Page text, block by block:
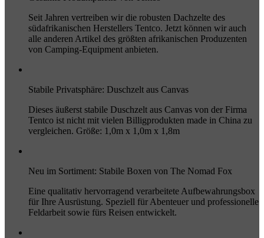
Seit Jahren vertreiben wir die robusten Dachzelte des
südafrikanischen Herstellers Tentco. Jetzt können wir auch
alle anderen Artikel des größten afrikanischen Produzenten
von Camping-Equipment anbieten.
Stabile Privatsphäre: Duschzelt aus Canvas
Dieses äußerst stabile Duschzelt aus Canvas von der Firma
Tentco ist nicht mit vielen Billigprodukten made in China zu
vergleichen. Größe: 1,0m x 1,0m x 1,8m
Neu im Sortiment: Stabile Boxen von The Nomad Fox
Eine qualitativ hervorragend verarbeitete Aufbewahrungsbox
für Ihre Ausrüstung. Speziell für Abenteuer und professionelle
Feldarbeit sowie fürs Reisen entwickelt.